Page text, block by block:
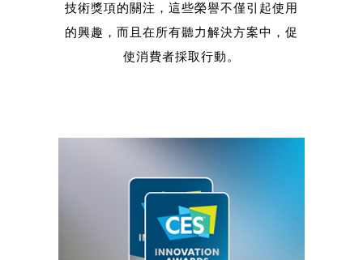
技術獎項的關注，這些榮譽不僅引起使用
的興趣，而且在所有聽力解決方案中，促
使消費者採取行動。